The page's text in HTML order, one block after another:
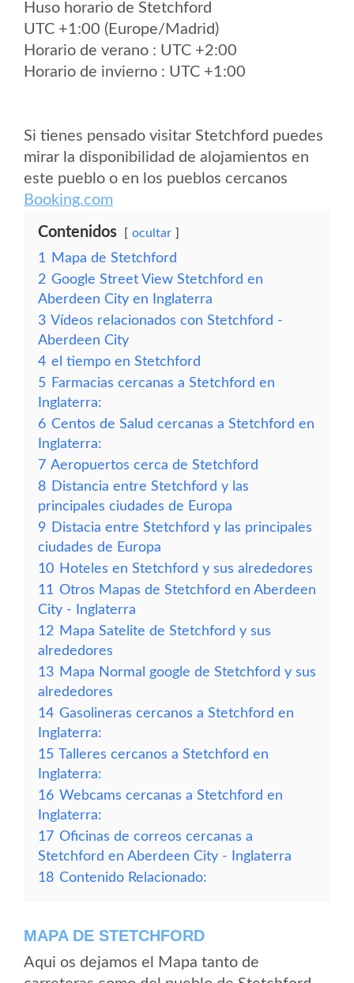
Huso horario de Stetchford
UTC +1:00 (Europe/Madrid)
Horario de verano : UTC +2:00
Horario de invierno : UTC +1:00
Si tienes pensado visitar Stetchford puedes
mirar la disponibilidad de alojamientos en
este pueblo o en los pueblos cercanos
Booking.com
Contenidos ocultar
1
Mapa de Stetchford
2 Google Street View Stetchford en
Aberdeen City en Inglaterra
3 Vídeos relacionados con Stetchford -
Aberdeen City
4 el tiempo en Stetchford
5 Farmacias cercanas a Stetchford en
Inglaterra:
6 Centos de Salud cercanas a Stetchford en
Inglaterra:
7 Aeropuertos cerca de Stetchford
8 Distancia entre Stetchford y las
principales ciudades de Europa
9 Distacia entre Stetchford y las principales
ciudades de Europa
10 Hoteles en Stetchford y sus alrededores
11 Otros Mapas de Stetchford en Aberdeen
City - Inglaterra
12 Mapa Satelite de Stetchford y sus
alrededores
13 Mapa Normal google de Stetchford y sus
alrededores
14 Gasolineras cercanos a Stetchford en
Inglaterra:
15 Talleres cercanos a Stetchford en
Inglaterra:
16 Webcams cercanas a Stetchford en
Inglaterra:
17 Oficinas de correos cercanas a
Stetchford en Aberdeen City - Inglaterra
18 Contenido Relacionado:
MAPA DE STETCHFORD
Aqui os dejamos el Mapa tanto de